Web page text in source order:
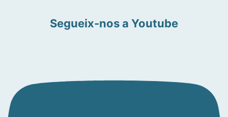
Segueix-nos a Youtube